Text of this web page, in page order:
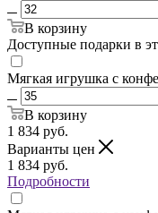
В корзину
Доступные подарки в
Мягкая игрушка с
В корзину
1 834 руб.
Варианты цен
1 834 руб.
Подробности